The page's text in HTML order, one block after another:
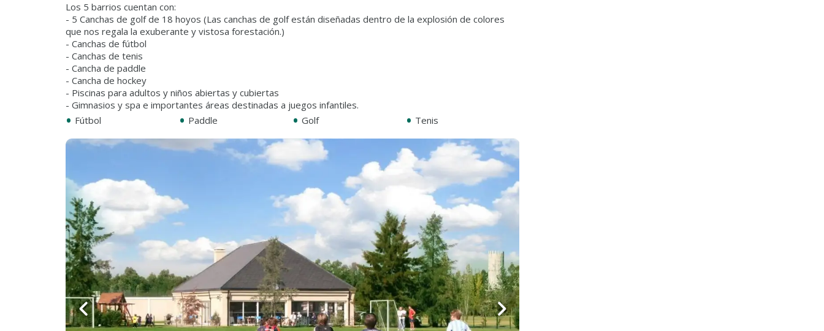
Los 5 barrios cuentan con:
- 5 Canchas de golf de 18 hoyos (Las canchas de golf están diseñadas dentro de la explosión de colores
que nos regala la exuberante y vistosa forestación.)
- Canchas de fútbol
- Canchas de tenis
- Cancha de paddle
- Cancha de hockey
- Piscinas para adultos y niños abiertas y cubiertas
• Fútbol • Paddle • Golf • Tenis